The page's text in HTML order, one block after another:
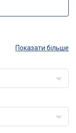
Показати більше